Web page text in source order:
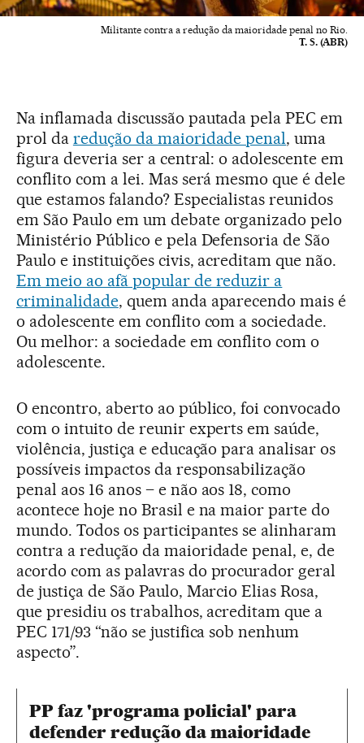
Militante contra a redução da maioridade penal no Rio.
T. S. (ABR)
Na inflamada discussão pautada pela PEC em
prol da redução da maioridade penal, uma
figura deveria ser a central: o adolescente em
conflito com a lei. Mas será mesmo que é dele
que estamos falando? Especialistas reunidos
em São Paulo em um debate organizado pelo
Ministério Público e pela Defensoria de São
Paulo e instituições civis, acreditam que não.
Em meio ao afã popular de reduzir a
criminalidade, quem anda aparecendo mais é
o adolescente em conflito com a sociedade.
Ou melhor: a sociedade em conflito com o
adolescente.
O encontro, aberto ao público, foi convocado
com o intuito de reunir experts em saúde,
violência, justiça e educação para analisar os
possíveis impactos da responsabilização
penal aos 16 anos – e não aos 18, como
acontece hoje no Brasil e na maior parte do
mundo. Todos os participantes se alinharam
contra a redução da maioridade penal, e, de
acordo com as palavras do procurador geral
de justiça de São Paulo, Marcio Elias Rosa,
que presidiu os trabalhos, acreditam que a
PEC 171/93 “não se justifica sob nenhum
aspecto”.
PP faz 'programa policial' para
defender redução da maioridade